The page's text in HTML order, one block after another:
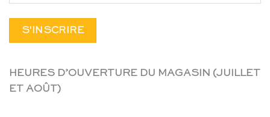
HEURES D’OUVERTURE DU MAGASIN (JUILLET
ET AOÛT)